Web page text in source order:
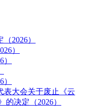
2026）
）
表大会关于废止《云
决定（2026）